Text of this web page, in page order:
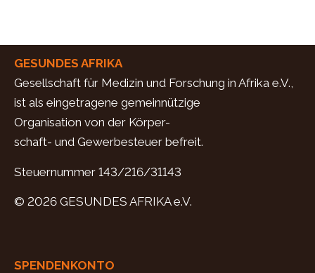
GESUNDES AFRIKA
Gesellschaft für Medizin und Forschung in Afrika e.V.,
ist als eingetragene gemeinnützige
Organisation von der Körper-
schaft- und Gewerbesteuer befreit.
Steuernummer 143/216/31143
© 2026 GESUNDES AFRIKA e.V.
SPENDENKONTO